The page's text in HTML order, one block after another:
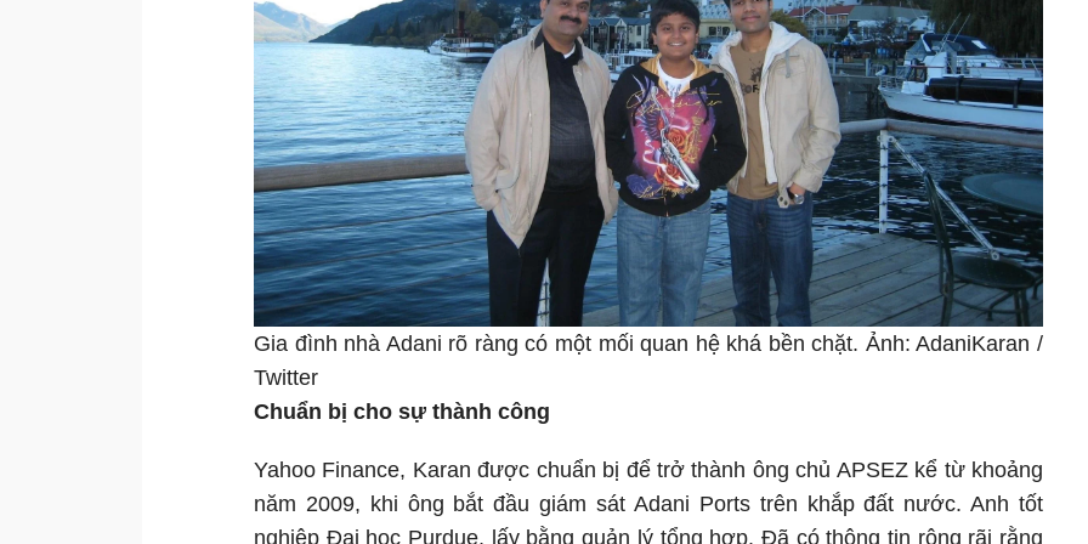
Gia đình nhà Adani rõ ràng có một mối quan hệ khá bền chặt. Ảnh: AdaniKaran /
Twitter
Chuẩn bị cho sự thành công
Yahoo Finance, Karan được chuẩn bị để trở thành ông chủ APSEZ kể từ khoảng
năm 2009, khi ông bắt đầu giám sát Adani Ports trên khắp đất nước. Anh tốt
nghiệp Đại học Purdue, lấy bằng quản lý tổng hợp. Đã có thông tin rộng rãi rằng